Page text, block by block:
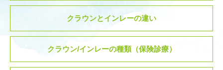
クラウンとインレーの違い
クラウン/インレーの種類（保険診療）